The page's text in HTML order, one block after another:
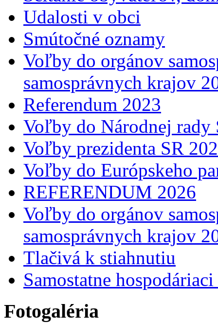
Udalosti v obci
Smútočné oznamy
Voľby do orgánov
samosprávnych krajov
Referendum 2023
Voľby do Národnej
Voľby prezidenta SR
Voľby do Európskeho
REFERENDUM 2026
Voľby do orgánov
samosprávnych krajov
Tlačivá k stiahnutiu
Samostatne
Fotogaléria